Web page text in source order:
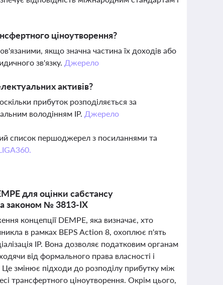
ціноутворення?
якщо значна частина їх доходів або
зв'язку. Джерело
активів?
прибуток розподіляється за
володінням IP. Джерело
список першоджерел з посиланнями та
для оцінки сабстансу
за законом № 3813-IX
концепції DEMPE, яка визначає, хто
в рамках BEPS Action 8, охоплює п'ять
IP. Вона дозволяє податковим органам
від формального права власності і
змінює підходи до розподілу прибутку між
трансфертного ціноутворення. Окрім цього,